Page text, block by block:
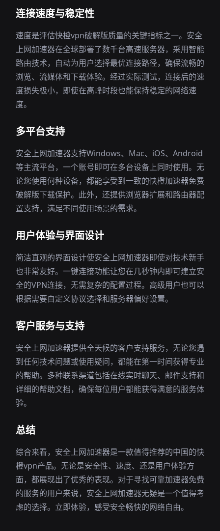
连接速度与稳定性
速度是评估快橙vpn破解版质量的关键指标之一。安全
上网加速器在全球部署了数千台高速服务器，采用智能
路由技术，自动为用户选择最优连接路径，确保流畅的
浏览、流媒体和下载体验。经过实际测试，连接后的速
度损失极小，即使在高峰时段也能保持稳定的网络速
度。
多平台支持
安全上网加速器支持Windows、Mac、iOS、Android
等主流平台，一个账号即可在多台设备上同时使用。无
论您使用何种设备，都能享受到一致的快橙加速器免费
破解版下载保护。此外，还提供浏览器扩展和路由器配
置支持，满足不同使用场景的需求。
用户体验与界面设计
简洁直观的界面设计使安全上网加速器即使对技术新手
也非常友好。一键连接功能让您在几秒钟内即可建立安
全的VPN连接，无需复杂的配置过程。高级用户也可以
根据需要自定义协议选择和服务器偏好设置。
客户服务与支持
安全上网加速器提供全天候的客户支持服务，无论您遇
到任何技术问题或使用疑问，都能在第一时间获得专业
的帮助。多种联系渠道包括在线实时聊天、邮件支持和
详细的帮助文档，确保每位用户都能获得满意的服务体
验。
总结
综合来看，安全上网加速器是一款值得推荐的中国的快
橙vpn产品。无论是安全性、速度、还是用户体验方
面，都展现出了优秀的表现。对于寻找可靠加速器免费
的服务的用户来说，安全上网加速器无疑是一个值得考
虑的选择。立即体验，感受安全畅快的网络自由。